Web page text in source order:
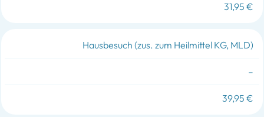
31,95 €
Hausbesuch (zus. zum Heilmittel KG, MLD)
–
39,95 €